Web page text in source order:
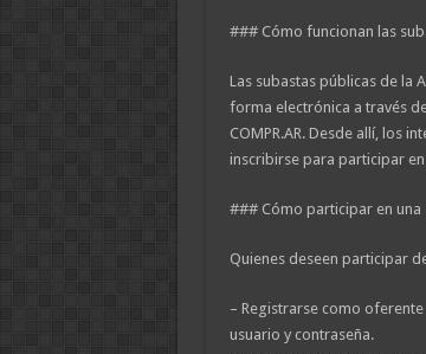
### Cómo funcionan las
Las subastas públicas de la
forma electrónica a través
COMPR.AR. Desde allí, los
inscribirse para participar
### Cómo participar en una
Quienes deseen participar
– Registrarse como
usuario y contraseña.